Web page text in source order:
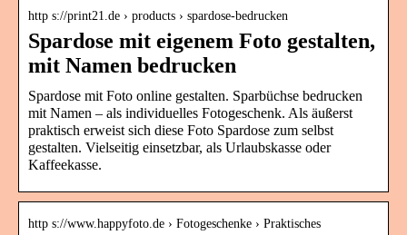
http s://print21.de › products › spardose-bedrucken
Spardose mit eigenem Foto gestalten,
mit Namen bedrucken
Spardose mit Foto online gestalten. Sparbüchse bedrucken
mit Namen – als individuelles Fotogeschenk. Als äußerst
praktisch erweist sich diese Foto Spardose zum selbst
gestalten. Vielseitig einsetzbar, als Urlaubskasse oder
Kaffeekasse.
http s://www.happyfoto.de › Fotogeschenke › Praktisches